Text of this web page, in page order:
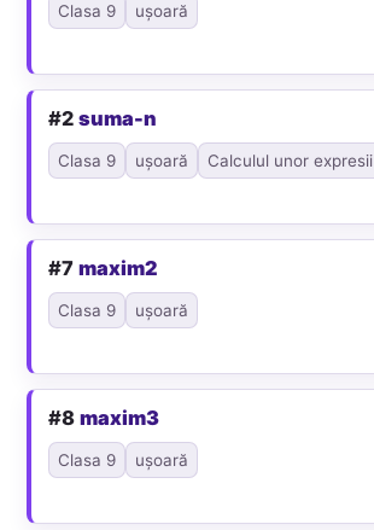
Clasa 9 ușoară
#2suma-n
Clasa 9 ușoară Calculul unor expresii
#7maxim2
Clasa 9 ușoară
#8maxim3
Clasa 9 ușoară